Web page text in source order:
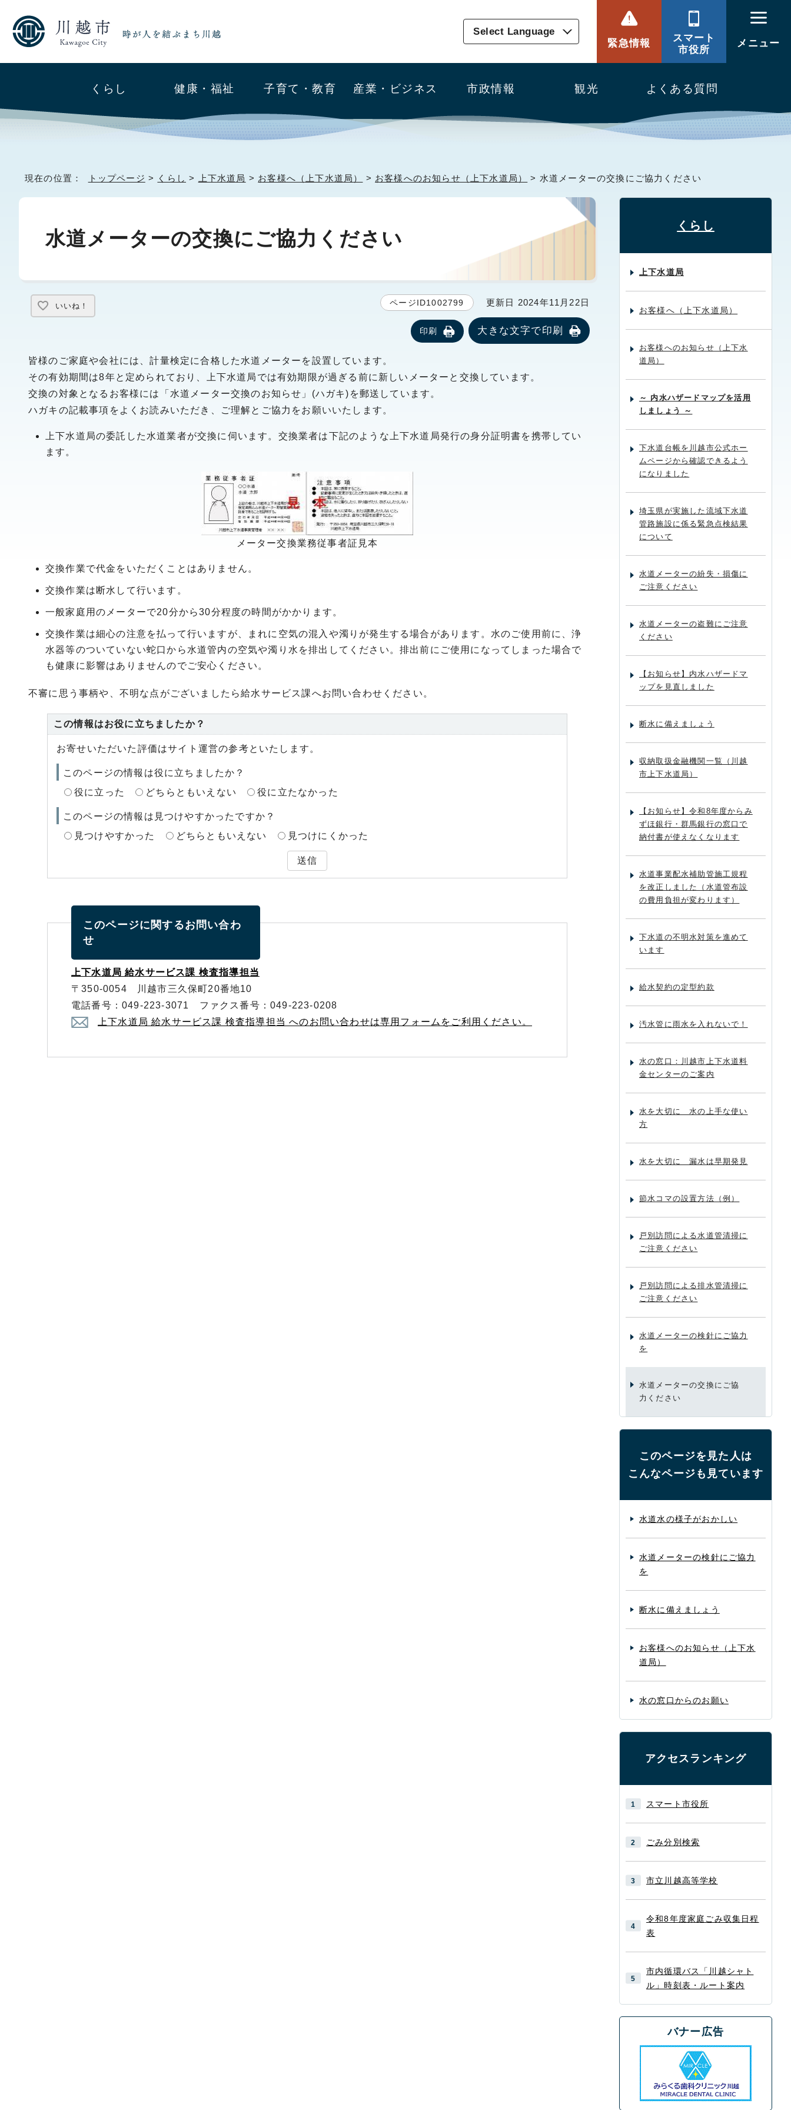
Select Language
緊急情報
スマート
市役所
メニュー
くらし 健康・福祉 子育て・教育 産業・ビジネス 市政情報 観光 よくある質問
現在の位置： トップページ > くらし > 上下水道局 > お客様へ（上下水道局） > お客様へのお知らせ（上下水道局） > 水道メーターの交換にご協力ください
水道メーターの交換にご協力ください
いいね！ ページID1002799 更新日 2024年11月22日
印刷 大きな文字で印刷
皆様のご家庭や会社には、計量検定に合格した水道メーターを設置しています。
その有効期間は8年と定められており、上下水道局では有効期限が過ぎる前に新しいメーターと交換しています。
交換の対象となるお客様には「水道メーター交換のお知らせ」(ハガキ)を郵送しています。
ハガキの記載事項をよくお読みいただき、ご理解とご協力をお願いいたします。
上下水道局の委託した水道業者が交換に伺います。交換業者は下記のような上下水道局発行の身分証明書を携帯してい
ます。
メーター交換業務従事者証見本
交換作業で代金をいただくことはありません。
交換作業は断水して行います。
一般家庭用のメーターで20分から30分程度の時間がかかります。
交換作業は細心の注意を払って行いますが、まれに空気の混入や濁りが発生する場合があります。水のご使用前に、浄
水器等のついていない蛇口から水道管内の空気や濁り水を排出してください。排出前にご使用になってしまった場合で
も健康に影響はありませんのでご安心ください。
不審に思う事柄や、不明な点がございましたら給水サービス課へお問い合わせください。
この情報はお役に立ちましたか？
お寄せいただいた評価はサイト運営の参考といたします。
このページの情報は役に立ちましたか？
役に立った
どちらともいえない 役に立たなかった
このページの情報は見つけやすかったですか？
見つけやすかった
どちらともいえない 見つけにくかった
送信
このページに関するお問い合わ
せ
上下水道局 給水サービス課 検査指導担当
〒350-0054 川越市三久保町20番地10
電話番号：049-223-3071 ファクス番号：049-223-0208
上下水道局 給水サービス課 検査指導担当 へのお問い合わせは専用フォームをご利用ください。
くらし
上下水道局
お客様へ（上下水道局）
お客様へのお知らせ（上下水
道局）
～ 内水ハザードマップを活用
しましょう ～
下水道台帳を川越市公式ホー
ムページから確認できるよう
になりました
埼玉県が実施した流域下水道
管路施設に係る緊急点検結果
について
水道メーターの紛失・損傷に
ご注意ください
水道メーターの盗難にご注意
ください
【お知らせ】内水ハザードマ
ップを見直しました
断水に備えましょう
収納取扱金融機関一覧（川越
市上下水道局）
【お知らせ】令和8年度からみ
ずほ銀行・群馬銀行の窓口で
納付書が使えなくなります
水道事業配水補助管施工規程
を改正しました（水道管布設
の費用負担が変わります）
下水道の不明水対策を進めて
います
給水契約の定型約款
汚水管に雨水を入れないで！
水の窓口：川越市上下水道料
金センターのご案内
水を大切に 水の上手な使い
方
水を大切に 漏水は早期発見
節水コマの設置方法（例）
戸別訪問による水道管清掃に
ご注意ください
戸別訪問による排水管清掃に
ご注意ください
水道メーターの検針にご協力
を
水道メーターの交換にご協
力ください
このページを見た人は
こんなページも見ています
水道水の様子がおかしい
水道メーターの検針にご協力
を
断水に備えましょう
お客様へのお知らせ（上下水
道局）
水の窓口からのお願い
アクセスランキング
スマート市役所
ごみ分別検索
市立川越高等学校
令和8年度家庭ごみ収集日程
表
市内循環バス「川越シャト
ル」時刻表・ルート案内
バナー広告